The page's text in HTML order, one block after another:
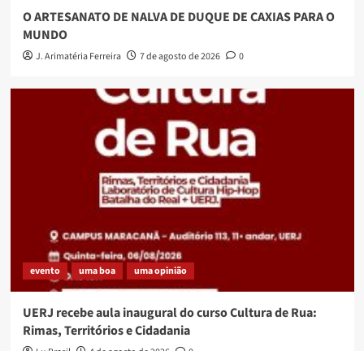
O ARTESANATO DE NALVA DE DUQUE DE CAXIAS PARA O
MUNDO
J. Arimatéria Ferreira 7 de agosto de 2026 0
evento uma boa uma opinião
UERJ recebe aula inaugural do curso Cultura de Rua:
Rimas, Territórios e Cidadania